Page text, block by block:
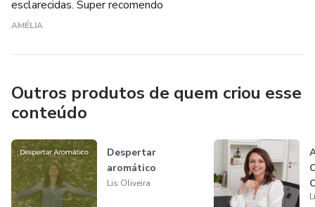
esclarecidas. Super recomendo
AMÉLIA
Outros produtos de quem criou esse
conteúdo
Despertar
aromático
Lis Oliveira